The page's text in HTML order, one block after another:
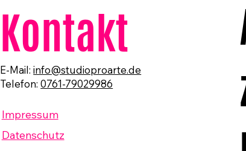
Impressum
Datenschutz
Kontakt
E-Mail:info@studioproarte.de
Telefon:0761-79029986